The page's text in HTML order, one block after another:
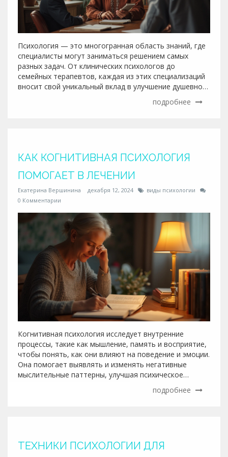
Психология — это многогранная область знаний, где
специалисты могут заниматься решением самых
разных задач. От клинических психологов до
семейных терапевтов, каждая из этих специализаций
вносит свой уникальный вклад в улучшение душевного
рассмотрены основные виды психологов, их
подробнее
КАК КОГНИТИВНАЯ ПСИХОЛОГИЯ
ПОМОГАЕТ В ЛЕЧЕНИИ
Екатерина Вершинина декабря 12, 2024
виды психологии
0 Комментарии
Когнитивная психология исследует внутренние
процессы, такие как мышление, память и восприятие,
чтобы понять, как они влияют на поведение и эмоции.
Она помогает выявлять и изменять негативные
мыслительные паттерны, улучшая психическое
применяются для лечения расстройств, таких как
подробнее
ТЕХНИКИ ПСИХОЛОГИИ ДЛЯ